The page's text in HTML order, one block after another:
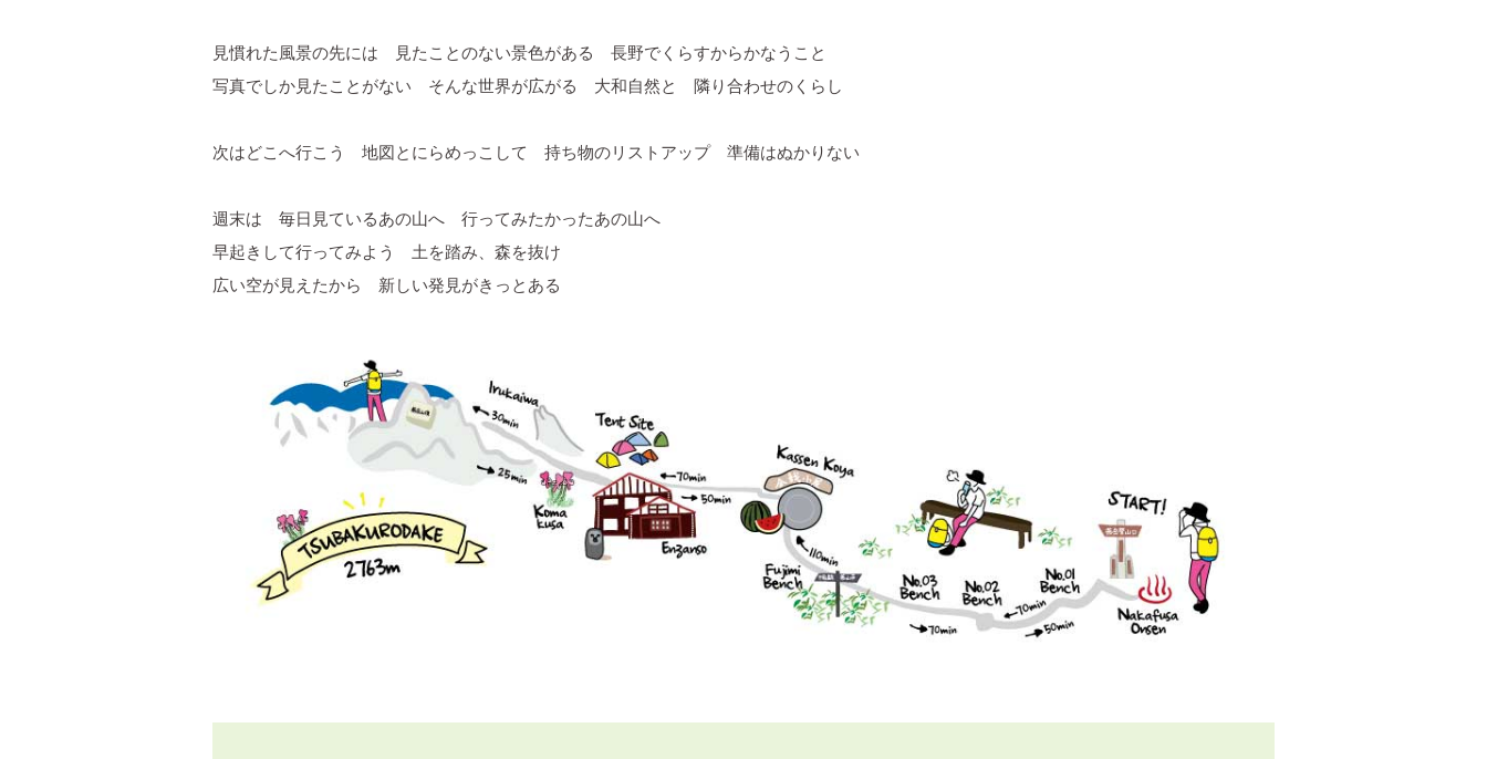
見慣れた風景の先には 見たことのない景色がある 長野でくらすからかなうこと
写真でしか見たことがない そんな世界が広がる 大和自然と 隣り合わせのくらし
次はどこへ行こう 地図とにらめっこして 持ち物のリストアップ 準備はぬかりない
週末は 毎日見ているあの山へ 行ってみたかったあの山へ
早起きして行ってみよう 土を踏み、森を抜け
広い空が見えたから 新しい発見がきっとある